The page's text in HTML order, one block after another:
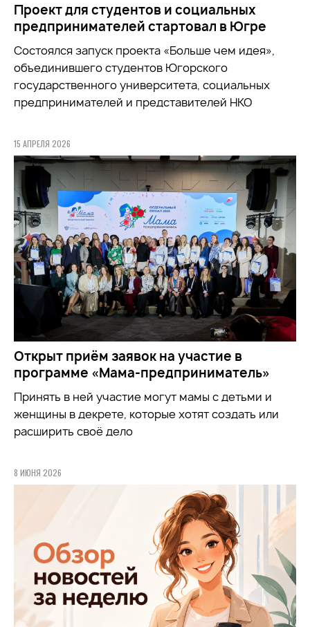
Проект для студентов и социальных
предпринимателей стартовал в Югре
Состоялся запуск проекта «Больше чем идея»,
объединившего студентов Югорского
государственного университета, социальных
предпринимателей и представителей НКО
15 АПРЕЛЯ 2026
Открыт приём заявок на участие в
программе «Мама-предприниматель»
Принять в ней участие могут мамы с детьми и
женщины в декрете, которые хотят создать или
расширить своё дело
8 ИЮНЯ 2026